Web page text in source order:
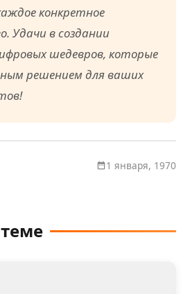
конкретное
Удачи в создании
шедевров, которые
решением для ваших
1 января, 1970